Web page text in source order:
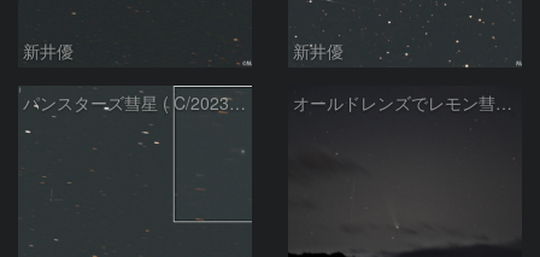
新井優 新井優
パンスターズ彗星 ( C/2023R1 ) ：2026/05/30 オールドレンズでレモン彗星11/9